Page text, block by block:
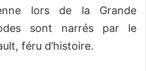
lors de la Grande
sont narrés par le
féru d’histoire.